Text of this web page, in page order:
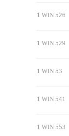
1 WIN 526
1 WIN 529
1 WIN 53
1 WIN 541
1 WIN 553